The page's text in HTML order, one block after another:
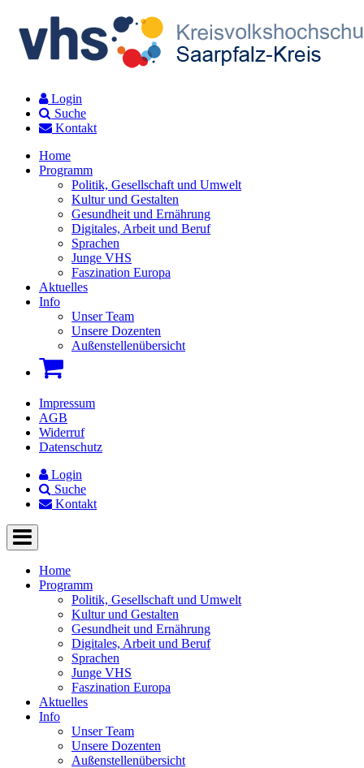
Login
Suche
Kontakt
Home
Programm
Politik, Gesellschaft und Umwelt
Kultur und Gestalten
Gesundheit und Ernährung
Digitales, Arbeit und Beruf
Sprachen
Junge VHS
Faszination Europa
Aktuelles
Info
Unser Team
Unsere Dozenten
Außenstellenübersicht
Impressum
AGB
Widerruf
Datenschutz
Login
Suche
Kontakt
Home
Programm
Politik, Gesellschaft und Umwelt
Kultur und Gestalten
Gesundheit und Ernährung
Digitales, Arbeit und Beruf
Sprachen
Junge VHS
Faszination Europa
Aktuelles
Info
Unser Team
Unsere Dozenten
Außenstellenübersicht